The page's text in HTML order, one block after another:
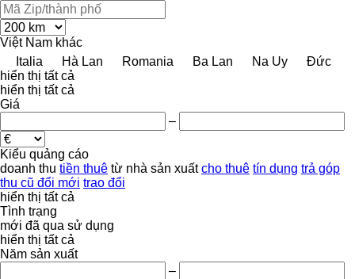
Việt Nam khác
Italia
Hà Lan Romania Ba Lan Na Uy
Đức
hiển thị tất cả
hiển thị tất cả
Giá
–
Kiểu quảng cáo
doanh thu tiền thuê từ nhà sản xuất cho thuê tín dụng trả góp
thu cũ đổi mới trao đổi
hiển thị tất cả
Tình trạng
mới đã qua sử dụng
hiển thị tất cả
Năm sản xuất
–